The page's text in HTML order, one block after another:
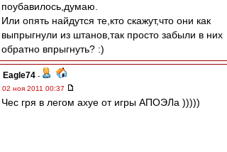
поубавилось,думаю.
Или опять найдутся те,кто скажут,что они как
выпрыгнули из штанов,так просто забыли в них
обратно впрыгнуть? :)
Eagle74 -
02 ноя 2011 00:37
Чес гря в легом ахуе от игры АПОЭЛа )))))